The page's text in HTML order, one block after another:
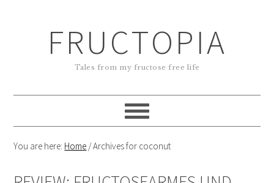
FRUCTOPIA
Tales from my fructose free life
You are here: Home /Archives for coconut